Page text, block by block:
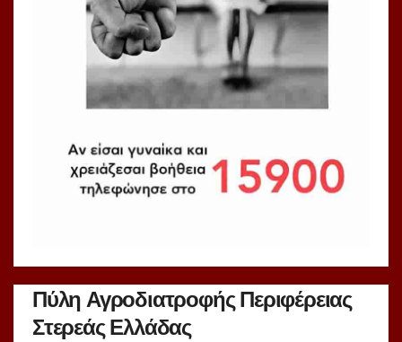
Πύλη Αγροδιατροφής Περιφέρειας
Στερεάς Ελλάδας